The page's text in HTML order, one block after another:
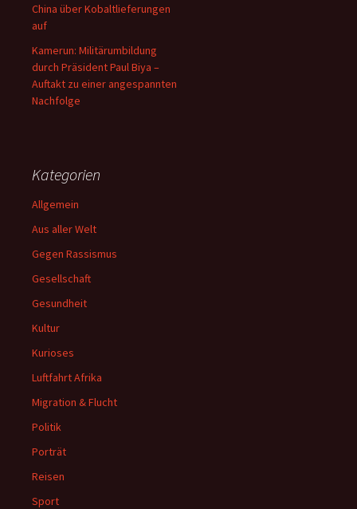
China über Kobaltlieferungen
auf
Kamerun: Militärumbildung
durch Präsident Paul Biya –
Auftakt zu einer angespannten
Nachfolge
Kategorien
Allgemein
Aus aller Welt
Gegen Rassismus
Gesellschaft
Gesundheit
Kultur
Kurioses
Luftfahrt Afrika
Migration & Flucht
Politik
Porträt
Reisen
Sport